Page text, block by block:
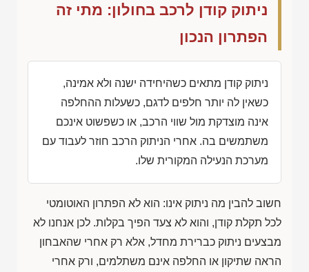
ניתוק קודן לרכב בחולון: מתי זה
הפתרון הנכון
ניתוק קודן מתאים כשהיחידה ישנה ולא אמינה,
כשאין לה יותר חלפים לדגם, כשעלות ההחלפה
אינה מוצדקת מול שווי הרכב, או כשפשוט אינכם
משתמשים בה. אחרי הניתוק הרכב חוזר לעבוד עם
מערכת הנעילה המקורית שלו.
חשוב להבין מה ניתוק אינו: הוא לא הפתרון האוטומטי
לכל תקלת קודן, והוא לא צעד הפיך בקלות. לכן אנחנו לא
מבצעים ניתוק כברירת מחדל, אלא רק אחרי שהאבחון
הראה שתיקון או החלפה אינם משתלמים, ורק אחרי